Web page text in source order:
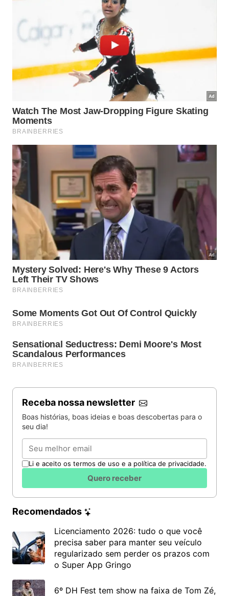
Receba nossa newsletter
Boas histórias, boas ideias e boas descobertas para o
seu dia!
Email
Li e aceito os termos de uso e a política de privacidade.
Quero receber
Recomendados
Licenciamento 2026: tudo o que você
precisa saber para manter seu veículo
regularizado sem perder os prazos com
o Super App Gringo
6º DH Fest tem show na faixa de Tom Zé,